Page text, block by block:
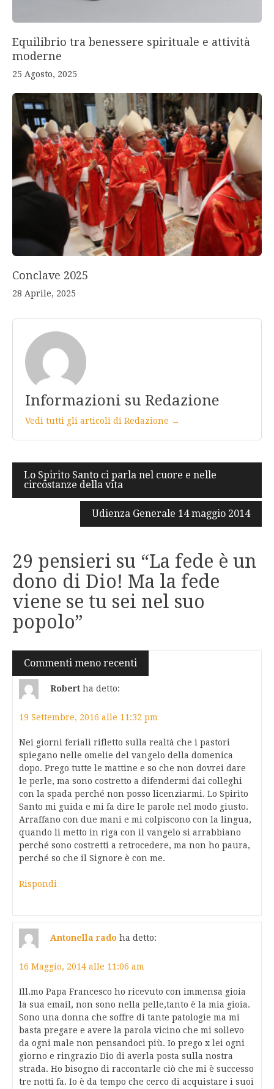
Equilibrio tra benessere spirituale e attività
moderne
25 Agosto, 2025
Conclave 2025
28 Aprile, 2025
Informazioni su Redazione
Vedi tutti gli articoli di Redazione →
Navigazione
articoli
Lo Spirito Santo ci parla nel cuore e nelle
circostanze della vita
Udienza Generale 14 maggio 2014
29 pensieri su “La fede è un
dono di Dio! Ma la fede
viene se tu sei nel suo
popolo”
Navigazione
commenti
Commenti meno recenti
Robert ha detto:
19 Settembre, 2016 alle 11:32 pm
Nei giorni feriali rifletto sulla realtà che i pastori
spiegano nelle omelie del vangelo della domenica
dopo. Prego tutte le mattine e so che non dovrei dare
le perle, ma sono costretto a difendermi dai colleghi
con la spada perché non posso licenziarmi. Lo Spirito
Santo mi guida e mi fa dire le parole nel modo giusto.
Arraffano con due mani e mi colpiscono con la lingua,
quando li metto in riga con il vangelo si arrabbiano
perché sono costretti a retrocedere, ma non ho paura,
perché so che il Signore è con me.
Rispondi
Antonella rado ha detto:
16 Maggio, 2014 alle 11:06 am
Ill.mo Papa Francesco ho ricevuto con immensa gioia
la sua email, non sono nella pelle,tanto è la mia gioia.
Sono una donna che soffre di tante patologie ma mi
basta pregare e avere la parola vicino che mi sollevo
da ogni male non pensandoci più. Io prego x lei ogni
giorno e ringrazio Dio di averla posta sulla nostra
strada. Ho bisogno di raccontarle ciò che mi è successo
tre notti fa. Io è da tempo che cerco di acquistare i suoi